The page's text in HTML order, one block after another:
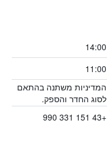
14:00
11:00
המדיניות משתנה בהתאם
לסוג החדר והספק.
+43 151 331 990